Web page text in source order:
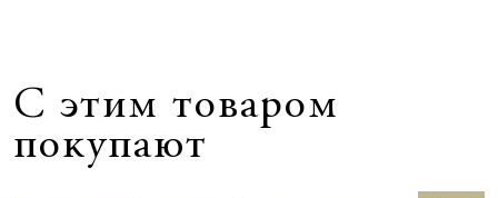
С этим товаром
покупают